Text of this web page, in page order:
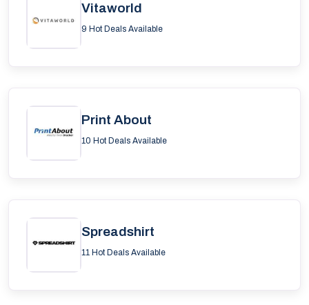
Vitaworld
9 Hot Deals Available
Print About
10 Hot Deals Available
Spreadshirt
11 Hot Deals Available